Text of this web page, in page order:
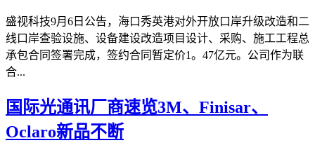
盛视科技9月6日公告，海口秀英港对外开放口岸升级改造和二
线口岸查验设施、设备建设改造项目设计、采购、施工工程总
承包合同签署完成，签约合同暂定价1。47亿元。公司作为联
合...
国际光通讯厂商速览3M、Finisar、
Oclaro新品不断